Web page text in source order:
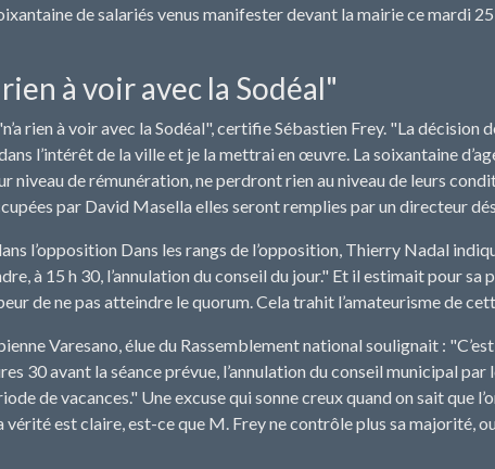
de salariés venus manifester devant la mairie ce mardi
rien à voir avec la Sodéal"
rien à voir avec la Sodéal", certifie Sébastien Frey. "La
l’intérêt de la ville et je la mettrai en œuvre. La soixantaine
niveau de rémunération, ne perdront rien au niveau de leurs
par David Masella elles seront remplies par un directeur
l’opposition Dans les rangs de l’opposition, Thierry Nadal
à 15 h 30, l’annulation du conseil du jour." Et il estimait pour
de ne pas atteindre le quorum. Cela trahit l’amateurisme de
Varesano, élue du Rassemblement national soulignait :
30 avant la séance prévue, l’annulation du conseil municipal
de vacances." Une excuse qui sonne creux quand on sait que
vérité est claire, est-ce que M. Frey ne contrôle plus sa majorité,